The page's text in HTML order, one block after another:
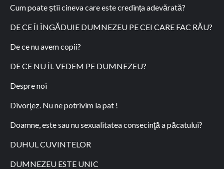
Cum poate știi cineva care este credința adevărată?
DE CE ÎI ÎNGĂDUIE DUMNEZEU PE CEI CARE FAC RĂU?
De ce nu avem copii?
DE CE NU ÎL VEDEM PE DUMNEZEU?
Despre noi
Divorţez. Nu ne potrivim la pat !
Doamne, este sau nu sexualitatea consecinţă a păcatului?
DUHUL CUVINTELOR
DUMNEZEU ESTE UNIC